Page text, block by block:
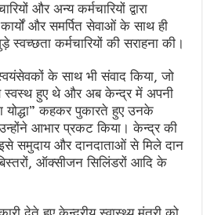
और अन्य कर्मचारियों द्वारा
कार्यों और समर्पित सेवाओं के साथ ही
कर्मचारियों की सराहना की।
के साथ भी संवाद किया, जो
हुए थे और अब केन्द्र में अपनी
योद्धा” कहकर पुकारते हुए उनके
आभार प्रकट किया। केन्द्र की
समुदाय और दानदाताओं से मिले दान
ऑक्सीजन सिलिंडरों आदि के